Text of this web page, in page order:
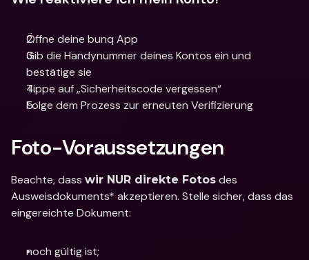
Öffne deine bunq App
Gib die Handynummer deines Kontos ein und
bestätige sie
Tippe auf „Sicherheitscode vergessen“
Folge dem Prozess zur erneuten Verifizierung
Foto-Voraussetzungen
Beachte, dass wir NUR direkte Fotos des
Ausweisdokuments* akzeptieren. Stelle sicher, dass das
eingereichte Dokument:
noch gültig ist;